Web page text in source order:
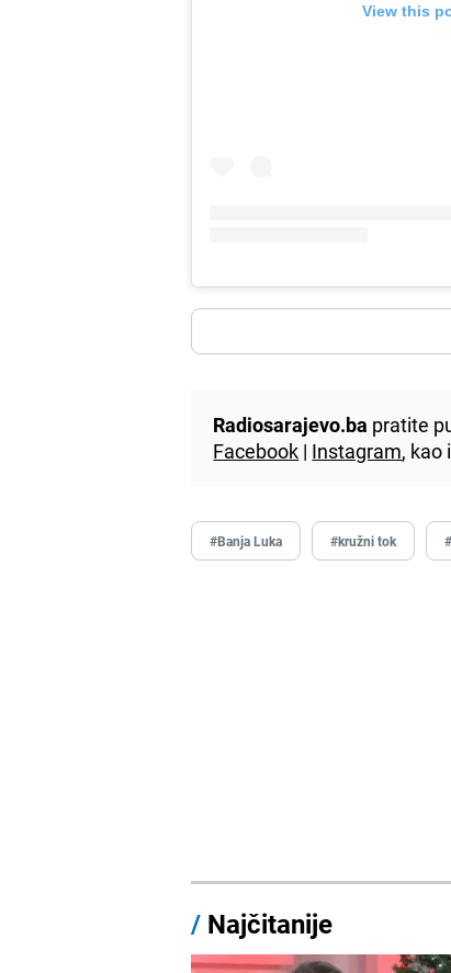
View this
Radiosarajevo.ba pratite
Facebook | Instagram, kao
#Banja Luka #kružni tok
/ Najčitanije